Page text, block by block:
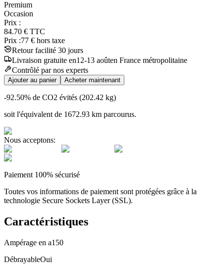
Premium
Occasion
Prix :
84.70 € TTC
Prix :77 € hors taxe
Retour facilité 30 jours
Livraison gratuite en12-13 aoûten France métropolitaine
Contrôlé par nos experts
Ajouter au panier Acheter maintenant
-92.50% de CO2 évités (202.42 kg)
soit l'équivalent de 1672.93 km parcourus.
Nous acceptons:
Paiement 100% sécurisé
Toutes vos informations de paiement sont protégées grâce à la
technologie Secure Sockets Layer (SSL).
Caractéristiques
Ampérage en a150
DébrayableOui